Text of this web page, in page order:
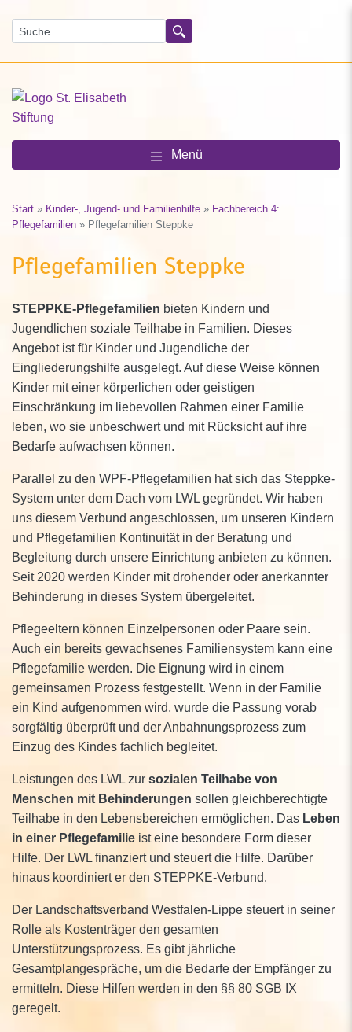
Suchen
Menü
Start » Kinder-, Jugend- und Familienhilfe » Fachbereich 4:
Pflegefamilien » Pflegefamilien Steppke
Pflegefamilien Steppke
STEPPKE-Pflegefamilien bieten Kindern und
Jugendlichen soziale Teilhabe in Familien. Dieses
Angebot ist für Kinder und Jugendliche der
Eingliederungshilfe ausgelegt. Auf diese Weise können
Kinder mit einer körperlichen oder geistigen
Einschränkung im liebevollen Rahmen einer Familie
leben, wo sie unbeschwert und mit Rücksicht auf ihre
Bedarfe aufwachsen können.
Parallel zu den WPF-Pflegefamilien hat sich das Steppke-
System unter dem Dach vom LWL gegründet. Wir haben
uns diesem Verbund angeschlossen, um unseren Kindern
und Pflegefamilien Kontinuität in der Beratung und
Begleitung durch unsere Einrichtung anbieten zu können.
Seit 2020 werden Kinder mit drohender oder anerkannter
Behinderung in dieses System übergeleitet.
Pflegeeltern können Einzelpersonen oder Paare sein.
Auch ein bereits gewachsenes Familiensystem kann eine
Pflegefamilie werden. Die Eignung wird in einem
gemeinsamen Prozess festgestellt. Wenn in der Familie
ein Kind aufgenommen wird, wurde die Passung vorab
sorgfältig überprüft und der Anbahnungsprozess zum
Einzug des Kindes fachlich begleitet.
Leistungen des LWL zur sozialen Teilhabe von
Menschen mit Behinderungen sollen gleichberechtigte
Teilhabe in den Lebensbereichen ermöglichen. Das Leben
in einer Pflegefamilie ist eine besondere Form dieser
Hilfe. Der LWL finanziert und steuert die Hilfe. Darüber
hinaus koordiniert er den STEPPKE-Verbund.
Der Landschaftsverband Westfalen-Lippe steuert in seiner
Rolle als Kostenträger den gesamten
Unterstützungsprozess. Es gibt jährliche
Gesamtplangespräche, um die Bedarfe der Empfänger zu
ermitteln. Diese Hilfen werden in den §§ 80 SGB IX
geregelt.